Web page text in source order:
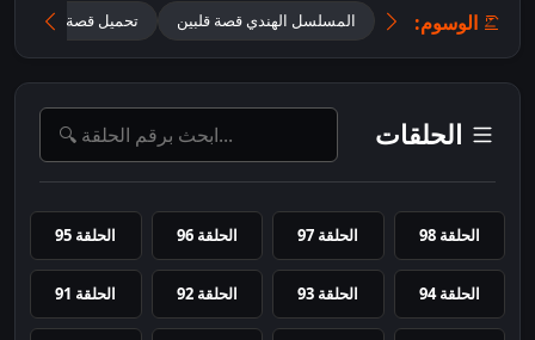
الوسوم: المسلسل الهندي قصة قلبين تحميل قصة قلبين 2026 مترجم للعربية
الحلقات
الحلقة 98 الحلقة 97 الحلقة 96 الحلقة 95
الحلقة 94 الحلقة 93 الحلقة 92 الحلقة 91